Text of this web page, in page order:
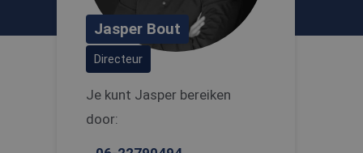
Jasper Bout
Directeur
Je kunt Jasper bereiken
door: